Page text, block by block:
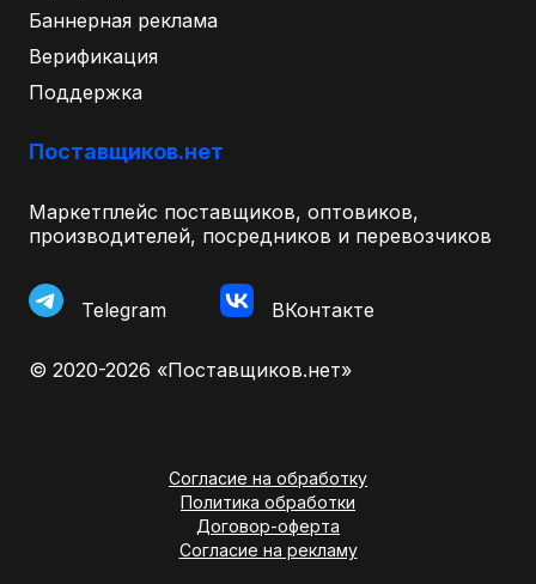
Баннерная реклама
Верификация
Поддержка
Поставщиков.нет
Маркетплейс поставщиков, оптовиков,
производителей, посредников и перевозчиков
Telegram ВКонтакте
© 2020-2026 «Поставщиков.нет»
Согласие на обработку
Политика обработки
Договор-оферта
Согласие на рекламу